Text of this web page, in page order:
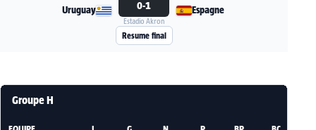
Voir la fiche du match Uruguay - Espagne
Uruguay 0-1
Estadio Akron
Espagne
Resume final
Groupe H